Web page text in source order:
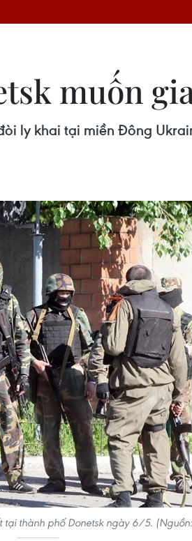
muốn
ly khai tại miền Đông
thành phố Donetsk ngày 6/5.